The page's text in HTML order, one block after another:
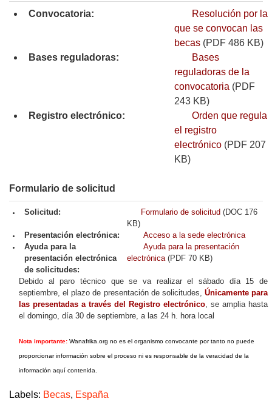
Convocatoria:
Resolución por la
que se convocan las
becas (PDF 486 KB)
Bases reguladoras:
Bases
reguladoras de la
convocatoria (PDF
243 KB)
Registro electrónico:
Orden que regula
el registro
electrónico (PDF 207
KB)
Formulario de solicitud
Solicitud: Formulario de solicitud(DOC 176
KB)
Presentación electrónica:
Acceso a la sede electrónica
Ayuda para la
presentación electrónica
de solicitudes:
Ayuda para la presentación
electrónica(PDF 70 KB)
Debido al paro técnico que se va realizar el sábado día 15 de
septiembre, el plazo de presentación de solicitudes, Únicamente para
las presentadas a través del Registro electrónico , se amplia hasta
el domingo, día 30 de septiembre, a las 24 h. hora local
Nota importante: Wanafrika.org no es el organismo convocante por tanto no puede
proporcionar información sobre el proceso ni es responsable de la veracidad de la
información aquí contenida.
Labels: Becas, España